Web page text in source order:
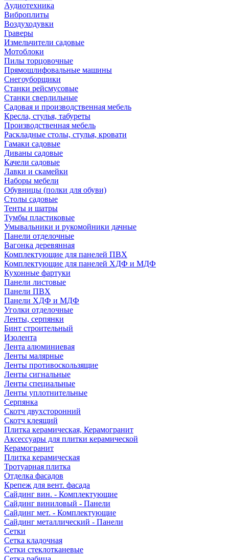
Аудиотехника
Виброплиты
Воздуходувки
Граверы
Измельчители садовые
Мотоблоки
Пилы торцовочные
Прямошлифовальные машины
Снегоуборщики
Станки рейсмусовые
Станки сверлильные
Садовая и производственная мебель
Кресла, стулья, табуреты
Производственная мебель
Раскладные столы, стулья, кровати
Гамаки садовые
Диваны садовые
Качели садовые
Лавки и скамейки
Наборы мебели
Обувницы (полки для обуви)
Столы садовые
Тенты и шатры
Тумбы пластиковые
Умывальники и рукомойники дачные
Панели отделочные
Вагонка деревянная
Комплектующие для панелей ПВХ
Комплектующие для панелей ХДФ и МДФ
Кухонные фартуки
Панели листовые
Панели ПВХ
Панели ХДФ и МДФ
Уголки отделочные
Ленты, серпянки
Бинт строительный
Изолента
Лента алюминиевая
Ленты малярные
Ленты противоскользящие
Ленты сигнальные
Ленты специальные
Ленты уплотнительные
Серпянка
Скотч двухсторонний
Скотч клеящий
Плитка керамическая, Керамогранит
Аксессуары для плитки керамической
Керамогранит
Плитка керамическая
Тротуарная плитка
Отделка фасадов
Крепеж для вент. фасада
Сайдинг вин. - Комплектующие
Сайдинг виниловый - Панели
Сайдинг мет. - Комплектующие
Сайдинг металлический - Панели
Сетки
Сетка кладочная
Сетки стеклотканевые